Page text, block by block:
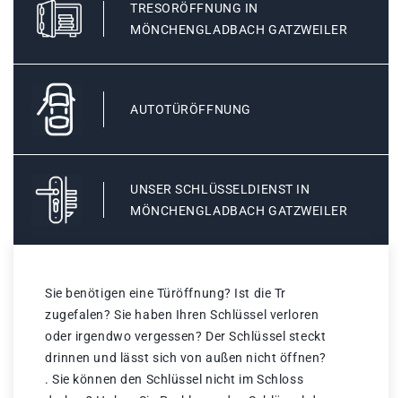
TRESORÖFFNUNG IN
MÖNCHENGLADBACH GATZWEILER
AUTOTÜRÖFFNUNG
UNSER SCHLÜSSELDIENST IN
MÖNCHENGLADBACH GATZWEILER
Sie benötigen eine Türöffnung? Ist die Tr
zugefalen? Sie haben Ihren Schlüssel verloren
oder irgendwo vergessen? Der Schlüssel steckt
drinnen und lässt sich von außen nicht öffnen?
. Sie können den Schlüssel nicht im Schloss